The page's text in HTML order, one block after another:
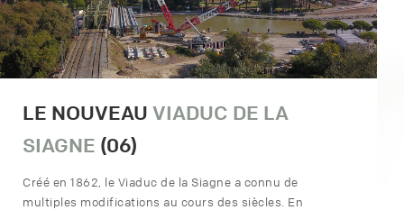
LE NOUVEAU VIADUC DE LA
SIAGNE (06)
Créé en 1862, le Viaduc de la Siagne a connu de
multiples modifications au cours des siècles. En